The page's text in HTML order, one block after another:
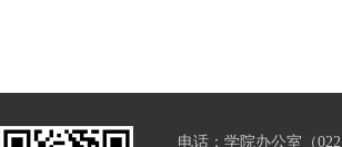
电话：学院办公室（